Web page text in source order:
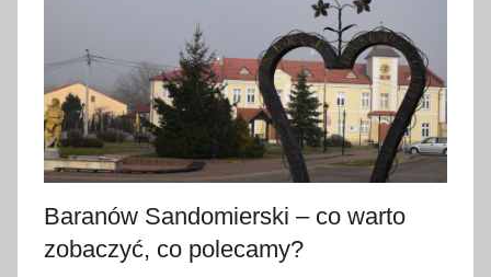
z
n
i
a
2
0
Baranów Sandomierski – co warto
zobaczyć, co polecamy?